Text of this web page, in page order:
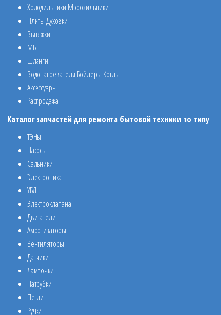
Холодильники Морозильники
Плиты Духовки
Вытяжки
МБТ
Шланги
Водонагреватели Бойлеры Котлы
Аксессуары
Распродажа
Каталог запчастей для ремонта бытовой техники по типу
ТЭНы
Насосы
Сальники
Электроника
УБЛ
Электроклапана
Двигатели
Амортизаторы
Вентиляторы
Датчики
Лампочки
Патрубки
Петли
Ручки